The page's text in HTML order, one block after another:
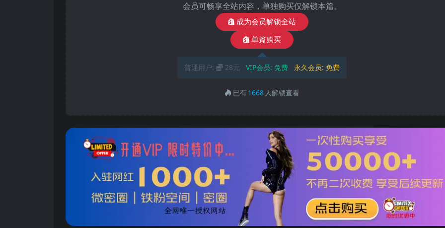
会员可畅享全站内容，单独购买仅解锁本篇。
成为会员解锁全站
单篇购买
普通用户: 28元 VIP会员: 免费 永久会员:免费
已有1668 人解锁查看